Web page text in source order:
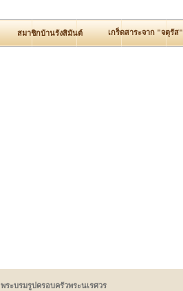
สมาชิกบ้านรังสิมันต์ เกร็ดสาระจาก "จตุรัส"
พระบรมรูปครอบครัวพระนเรศวร